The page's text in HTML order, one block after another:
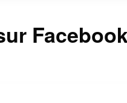
et en mettant en
en font une
Facebook